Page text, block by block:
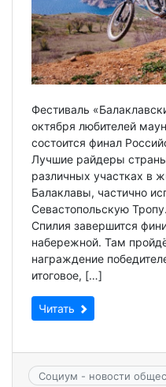
Фестиваль
октября любителей
состоится финал
Лучшие райдеры
различных участках в
Балаклавы, частично
Севастопольскую
Спилия завершится
набережной. Там
награждение
итоговое, […]
Читать
Социум - новости